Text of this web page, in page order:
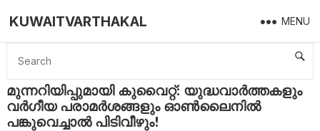
KUWAITVARTHAKAL MENU
Home Kuwait മുന്നറിയിപ്പുമായി കുവൈറ്റ്: യുദ്ധവാർത്തകളും വർഗീയ പരാമർശങ്ങളും ഓൺലൈനിൽ പങ്കുവെച്ചാൽ പിടിവീഴും!
മുന്നറിയിപ്പുമായി കുവൈറ്റ്: യുദ്ധവാർത്തകളും
വർഗീയ പരാമർശങ്ങളും ഓൺലൈനിൽ
പങ്കുവെച്ചാൽ പിടിവീഴും!